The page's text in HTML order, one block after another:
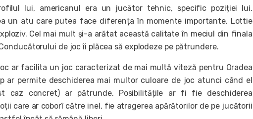
lui, americanul era un jucător tehnic, specific poziției lui.
un atu care putea face diferența în momente importante. Lottie
Cel mai mult și-a arătat această calitate în meciul din finala
de joc îi plăcea să explodeze pe pătrundere.
ar facilita un joc caracterizat de mai multă viteză pentru Oradea
ar permite deschiderea mai multor culoare de joc atunci când el
caz concret) ar pătrunde. Posibilitățile ar fi fie deschiderea
care ar coborî către inel, fie atragerea apărătorilor de pe jucătorii